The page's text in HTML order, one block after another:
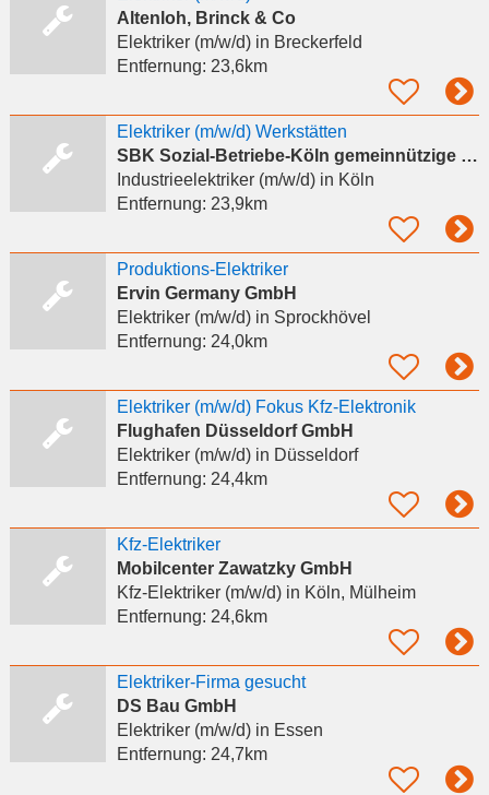
Altenloh, Brinck & Co
Elektriker (m/w/d)in Breckerfeld
Entfernung: 23,6km
Elektriker (m/w/d) Werkstätten
SBK Sozial-Betriebe-Köln gemeinnützige GmbH
Industrieelektriker (m/w/d)in Köln
Entfernung: 23,9km
Produktions-Elektriker
Ervin Germany GmbH
Elektriker (m/w/d)in Sprockhövel
Entfernung: 24,0km
Elektriker (m/w/d) Fokus Kfz-Elektronik
Flughafen Düsseldorf GmbH
Elektriker (m/w/d)in Düsseldorf
Entfernung: 24,4km
Kfz-Elektriker
Mobilcenter Zawatzky GmbH
Kfz-Elektriker (m/w/d)in Köln, Mülheim
Entfernung: 24,6km
Elektriker-Firma gesucht
DS Bau GmbH
Elektriker (m/w/d)in Essen
Entfernung: 24,7km